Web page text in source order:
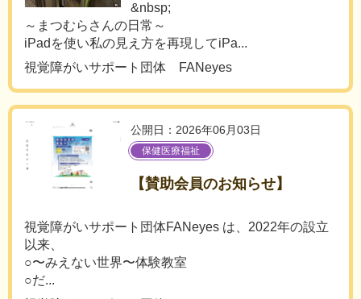
&nbsp;
～まつむらさんの日常～
iPadを使い私の見え方を再現してiPa...
視覚障がいサポート団体 FANeyes
公開日：2026年06月03日
保健医療福祉
【賛助会員のお知らせ】
視覚障がいサポート団体FANeyes は、2022年の設立
以来、
○〜みえない世界〜体験教室
○だ...